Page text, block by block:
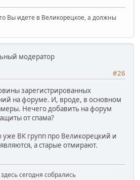
Вы идете в Великорецкое, а должны
модератор
#26
зарегистрированных
на форуме. И, вроде, в основном
Нечего добавить на форум
от спама?
уже ВК групп про Великорецкий и
а старые отмирают.
сегодня собрались